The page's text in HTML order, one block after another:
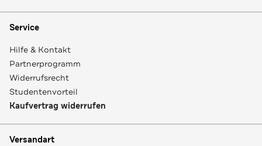
Service
Hilfe & Kontakt
Partnerprogramm
Widerrufsrecht
Studentenvorteil
Kaufvertrag widerrufen
Versandart